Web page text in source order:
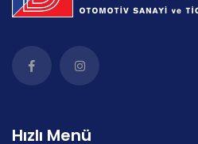
Hızlı Menü